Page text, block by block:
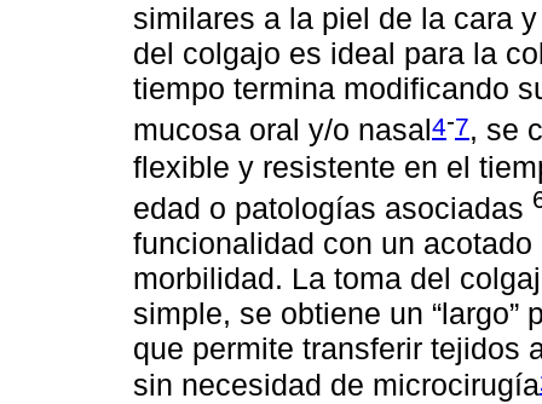
similares a la piel de la cara
del colgajo es ideal para la
tiempo termina modificando
mucosa oral y/o nasal4-7, se
flexible y resistente en el
edad o patologías asociadas
funcionalidad con un
morbilidad. La toma del
simple, se obtiene un
que permite transferir tejidos
sin necesidad de microcirugía